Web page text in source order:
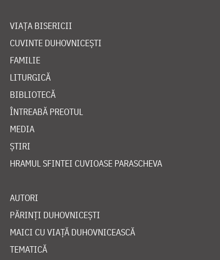
VIAȚA BISERICII
CUVINTE DUHOVNICEȘTI
FAMILIE
LITURGICĂ
BIBLIOTECĂ
ÎNTREABĂ PREOTUL
MEDIA
ȘTIRI
HRAMUL SFINTEI CUVIOASE PARASCHEVA
AUTORI
PĂRINȚI DUHOVNICEȘTI
MAICI CU VIAȚĂ DUHOVNICEASCĂ
TEMATICĂ